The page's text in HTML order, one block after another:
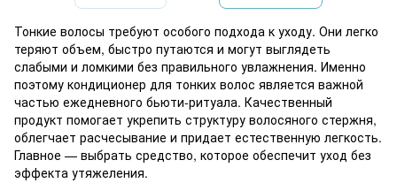
Тонкие волосы требуют особого подхода к уходу. Они легко
теряют объем, быстро путаются и могут выглядеть
слабыми и ломкими без правильного увлажнения. Именно
поэтому кондиционер для тонких волос является важной
частью ежедневного бьюти-ритуала. Качественный
продукт помогает укрепить структуру волосяного стержня,
облегчает расчесывание и придает естественную легкость.
Главное — выбрать средство, которое обеспечит уход без
эффекта утяжеления.